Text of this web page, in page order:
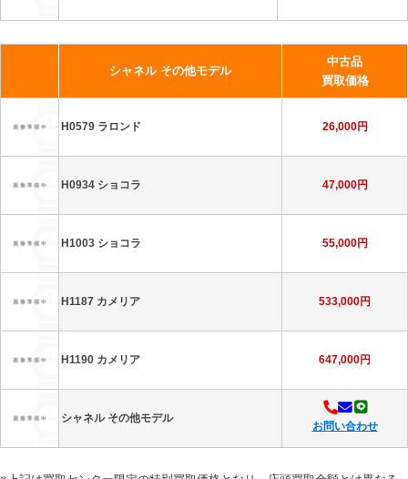
シャネル その他モデル
中古品
買取価格
H0579 ラロンド 26,000円
H0934 ショコラ 47,000円
H1003 ショコラ 55,000円
H1187 カメリア 533,000円
H1190 カメリア 647,000円
シャネル その他モデル
お問い合わせ